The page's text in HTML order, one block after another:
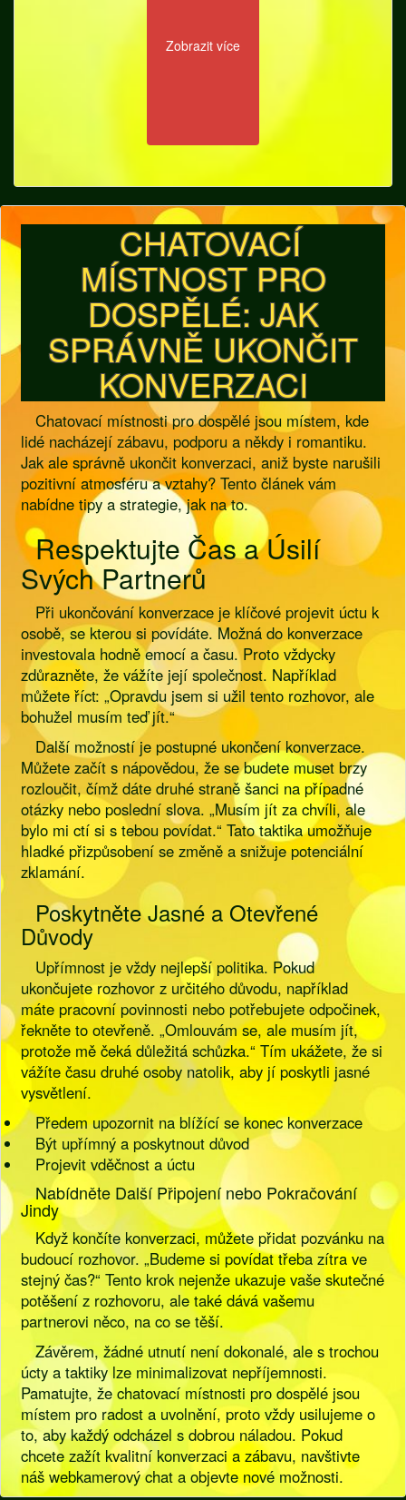
Zobrazit více
CHATOVACÍ
MÍSTNOST PRO
DOSPĚLÉ: JAK
SPRÁVNĚ UKONČIT
KONVERZACI
Chatovací místnosti pro dospělé jsou místem, kde
lidé nacházejí zábavu, podporu a někdy i romantiku.
Jak ale správně ukončit konverzaci, aniž byste narušili
pozitivní atmosféru a vztahy? Tento článek vám
nabídne tipy a strategie, jak na to.
Respektujte Čas a Úsilí
Svých Partnerů
Při ukončování konverzace je klíčové projevit úctu k
osobě, se kterou si povídáte. Možná do konverzace
investovala hodně emocí a času. Proto vždycky
zdůrazněte, že vážíte její společnost. Například
můžete říct: „Opravdu jsem si užil tento rozhovor, ale
bohužel musím teď jít.“
Další možností je postupné ukončení konverzace.
Můžete začít s nápovědou, že se budete muset brzy
rozloučit, čímž dáte druhé straně šanci na případné
otázky nebo poslední slova. „Musím jít za chvíli, ale
bylo mi ctí si s tebou povídat.“ Tato taktika umožňuje
hladké přizpůsobení se změně a snižuje potenciální
zklamání.
Poskytněte Jasné a Otevřené
Důvody
Upřímnost je vždy nejlepší politika. Pokud
ukončujete rozhovor z určitého důvodu, například
máte pracovní povinnosti nebo potřebujete odpočinek,
řekněte to otevřeně. „Omlouvám se, ale musím jít,
protože mě čeká důležitá schůzka.“ Tím ukážete, že si
vážíte času druhé osoby natolik, aby jí poskytli jasné
vysvětlení.
Předem upozornit na blížící se konec konverzace
Být upřímný a poskytnout důvod
Projevit vděčnost a úctu
Nabídněte Další Připojení nebo Pokračování
Jindy
Když končíte konverzaci, můžete přidat pozvánku na
budoucí rozhovor. „Budeme si povídat třeba zítra ve
stejný čas?“ Tento krok nejenže ukazuje vaše skutečné
potěšení z rozhovoru, ale také dává vašemu
partnerovi něco, na co se těší.
Závěrem, žádné utnutí není dokonalé, ale s trochou
úcty a taktiky lze minimalizovat nepříjemnosti.
Pamatujte, že chatovací místnosti pro dospělé jsou
místem pro radost a uvolnění, proto vždy usilujeme o
to, aby každý odcházel s dobrou náladou. Pokud
chcete zažít kvalitní konverzaci a zábavu, navštivte
náš webkamerový chat a objevte nové možnosti.